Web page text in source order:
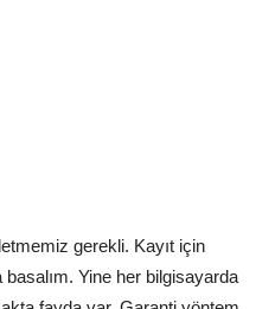
gerekli. Kayıt için
Yine her bilgisayarda